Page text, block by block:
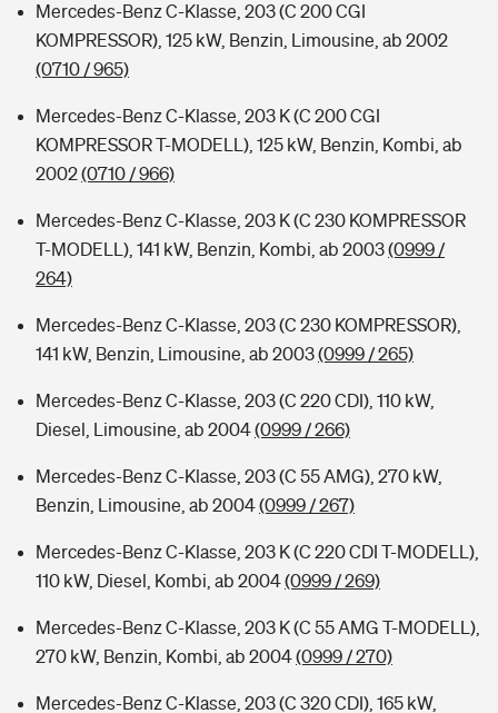
Mercedes-Benz C-Klasse, 203 (C 200 CGI
KOMPRESSOR), 125 kW, Benzin, Limousine, ab 2002
(0710 / 965)
Mercedes-Benz C-Klasse, 203 K (C 200 CGI
KOMPRESSOR T-MODELL), 125 kW, Benzin, Kombi, ab
2002(0710 / 966)
Mercedes-Benz C-Klasse, 203 K (C 230 KOMPRESSOR
T-MODELL), 141 kW, Benzin, Kombi, ab 2003(0999 /
264)
Mercedes-Benz C-Klasse, 203 (C 230 KOMPRESSOR),
141 kW, Benzin, Limousine, ab 2003(0999 / 265)
Mercedes-Benz C-Klasse, 203 (C 220 CDI), 110 kW,
Diesel, Limousine, ab 2004(0999 / 266)
Mercedes-Benz C-Klasse, 203 (C 55 AMG), 270 kW,
Benzin, Limousine, ab 2004(0999 / 267)
Mercedes-Benz C-Klasse, 203 K (C 220 CDI T-MODELL),
110 kW, Diesel, Kombi, ab 2004(0999 / 269)
Mercedes-Benz C-Klasse, 203 K (C 55 AMG T-MODELL),
270 kW, Benzin, Kombi, ab 2004(0999 / 270)
Mercedes-Benz C-Klasse, 203 (C 320 CDI), 165 kW,